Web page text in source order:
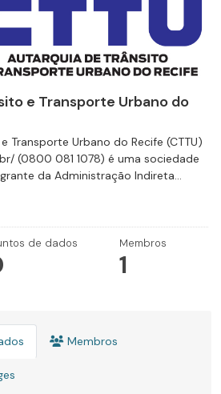
e Transporte Urbano do
Transporte Urbano do Recife (CTTU)
(0800 081 1078) é uma sociedade
da Administração Indireta...
de dados Membros
1
Membros